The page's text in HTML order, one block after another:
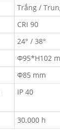
Trắng /
CRI 90
24° / 38°
Φ95*H102
Φ85 mm
IP 40
30.000 h